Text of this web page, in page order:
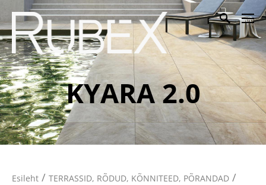
KYARA 2.0
Esileht / TERRASSID, RÕDUD, KÕNNITEED, PÕRANDAD /